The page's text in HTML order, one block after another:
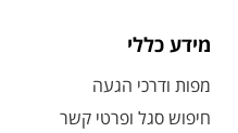
מידע כללי
מפות ודרכי הגעה
חיפוש סגל ופרטי קשר